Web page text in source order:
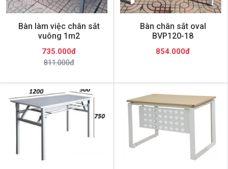
Bàn làm việc chân sắt
vuông 1m2
735.000đ
811.000đ
Bàn chân sắt oval
BVP120-18
854.000đ